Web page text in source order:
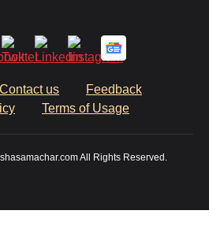
Contact us
Feedback
Terms of Usage
All Rights Reserved.